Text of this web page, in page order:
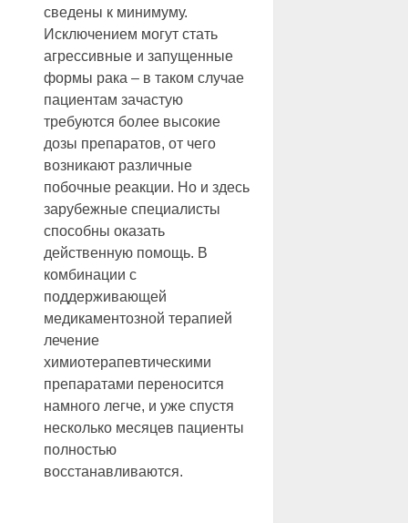
сведены к минимуму.
Исключением могут стать
агрессивные и запущенные
формы рака – в таком случае
пациентам зачастую
требуются более высокие
дозы препаратов, от чего
возникают различные
побочные реакции. Но и здесь
зарубежные специалисты
способны оказать
действенную помощь. В
комбинации с
поддерживающей
медикаментозной терапией
лечение
химиотерапевтическими
препаратами переносится
намного легче, и уже спустя
несколько месяцев пациенты
полностью
восстанавливаются.